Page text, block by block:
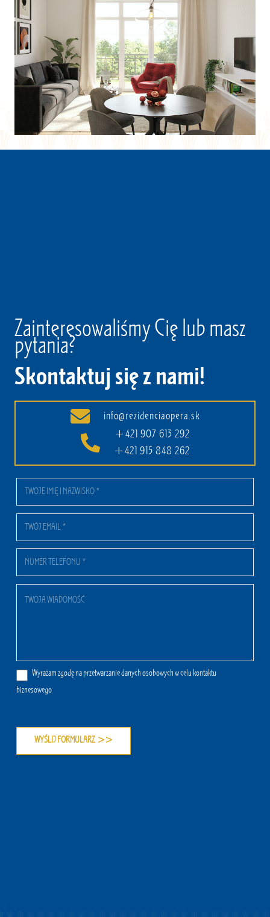
Zainteresowaliśmy Cię lub masz
pytania?
Skontaktuj się z nami!
info@rezidenciaopera.sk
+421 907 613 292
+421 915 848 262
Wyrażam zgodę na przetwarzanie danych osobowych w celu kontaktu
biznesowego